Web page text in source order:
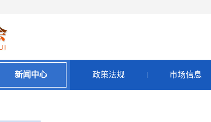
新闻中心 政策法规 市场信息